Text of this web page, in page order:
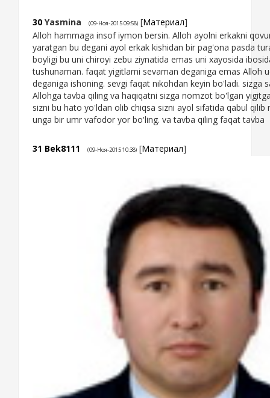
30 Yasmina (09-Ноя-2015 09:58) [Материал]
Alloh hammaga insof iymon bersin. Alloh ayolni erkakni
yaratgan bu degani ayol erkak kishidan bir pag'ona pasda
boyligi bu uni chiroyi zebu ziynatida emas uni xayosida
tushunaman. faqat yigitlarni sevaman deganiga emas Alloh
deganiga ishoning. sevgi faqat nikohdan keyin bo'ladi. sizga
Allohga tavba qiling va haqiqatni sizga nomzot bo'lgan
sizni bu hato yo'ldan olib chiqsa sizni ayol sifatida qabul qilib
unga bir umr vafodor yor bo'ling. va tavba qiling faqat tavba
31 Bek8111 (09-Ноя-2015 10:38) [Материал]